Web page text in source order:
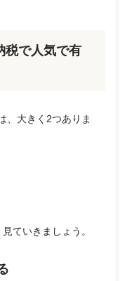
税で人気で有
、大きく2つありま
ていきましょう。